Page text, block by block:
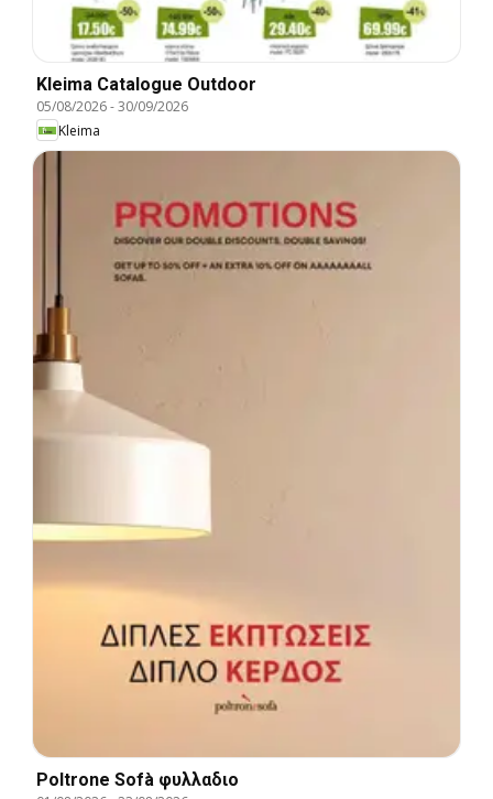
Kleima Catalogue Outdoor
05/08/2026-30/09/2026
Kleima
Poltrone Sofà φυλλαδιο